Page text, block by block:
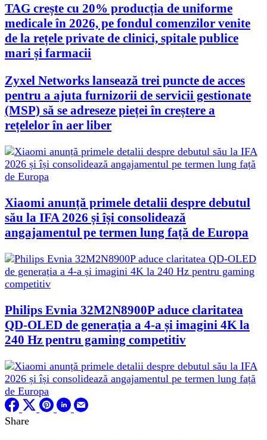
TAG crește cu 20% producția de uniforme
medicale în 2026, pe fondul comenzilor venite
de la rețele private de clinici, spitale publice
mari și farmacii
Zyxel Networks lansează trei puncte de acces
pentru a ajuta furnizorii de servicii gestionate
(MSP) să se adreseze pieței în creștere a
rețelelor în aer liber
Xiaomi anunță primele detalii despre debutul
său la IFA 2026 și își consolidează
angajamentul pe termen lung față de Europa
Philips Evnia 32M2N8900P aduce claritatea
QD-OLED de generația a 4-a și imagini 4K la
240 Hz pentru gaming competitiv
Share